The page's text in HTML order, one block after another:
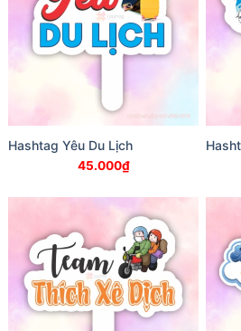
Hashtag Yêu Du Lịch
45.000₫